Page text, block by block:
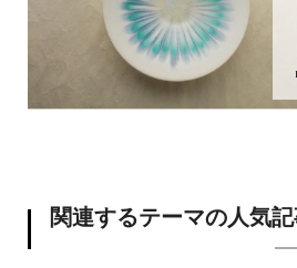
関連するテーマの人気